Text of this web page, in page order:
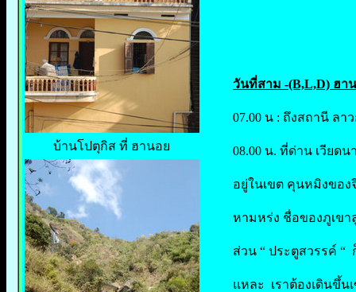
บ้านโปตุกิส ที่ ฮานอย
วันที่สาม -(B,L,D) ฮา
07.00 น : ถึงสถานี ลา
08.00 น. ที่ด่าน เวียด
อยู่ในเขต คุนหมิงขอ
หามหร่ง ชื่อของภูเข
ส่วน “ ประตูสวรรค์
แหละ เราต้องเดินขึ้น